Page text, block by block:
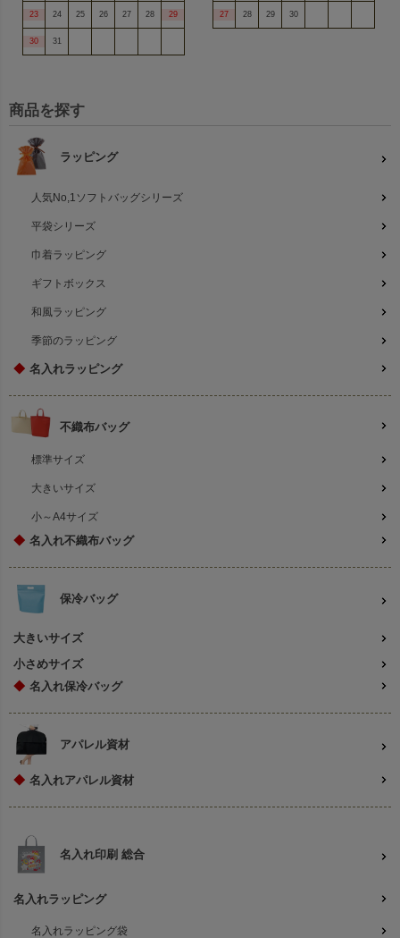
23 24 25 26 27 28 29
30 31
27 28 29 30
商品を探す
ラッピング
人気No,1ソフトバッグシリーズ
平袋シリーズ
巾着ラッピング
ギフトボックス
和風ラッピング
季節のラッピング
◆ 名入れラッピング
不織布バッグ
標準サイズ
大きいサイズ
小～A4サイズ
◆ 名入れ不織布バッグ
保冷バッグ
大きいサイズ
小さめサイズ
◆ 名入れ保冷バッグ
アパレル資材
◆ 名入れアパレル資材
名入れ印刷 総合
名入れラッピング
名入れラッピング袋